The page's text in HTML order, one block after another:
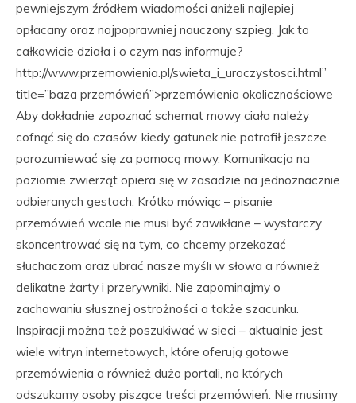
pewniejszym źródłem wiadomości aniżeli najlepiej
opłacany oraz najpoprawniej nauczony szpieg. Jak to
całkowicie działa i o czym nas informuje?
http://www.przemowienia.pl/swieta_i_uroczystosci.html”
title=”baza przemówień”>przemówienia okolicznościowe
Aby dokładnie zapoznać schemat mowy ciała należy
cofnąć się do czasów, kiedy gatunek nie potrafił jeszcze
porozumiewać się za pomocą mowy. Komunikacja na
poziomie zwierząt opiera się w zasadzie na jednoznacznie
odbieranych gestach. Krótko mówiąc – pisanie
przemówień wcale nie musi być zawikłane – wystarczy
skoncentrować się na tym, co chcemy przekazać
słuchaczom oraz ubrać nasze myśli w słowa a również
delikatne żarty i przerywniki. Nie zapominajmy o
zachowaniu słusznej ostrożności a także szacunku.
Inspiracji można też poszukiwać w sieci – aktualnie jest
wiele witryn internetowych, które oferują gotowe
przemówienia a również dużo portali, na których
odszukamy osoby piszące treści przemówień. Nie musimy